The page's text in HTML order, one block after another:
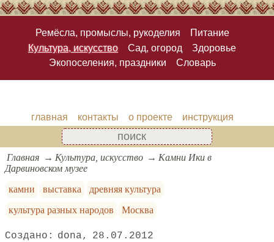
Ремёсла, промыслы, рукоделия
Питание
Культура, искусство
Сад, огород
Здоровье
Экопоселения, праздники
Словарь
главная контакты о проекте инструкция
Главная Культура, искусство
Камни Ики в
Дарвиновском музее
камни
выставка
древняя культура
культура разных народов
Москва
dona 28.07.2012